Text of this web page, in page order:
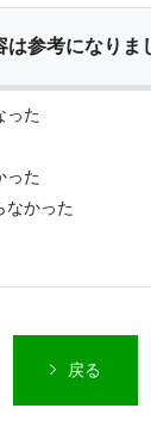
は参考になりま
った
った
なかった
戻る